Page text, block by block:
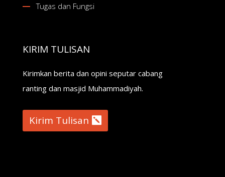
Tugas dan Fungsi
KIRIM TULISAN
Kirimkan berita dan opini seputar cabang
ranting dan masjid Muhammadiyah.
Kirim Tulisan